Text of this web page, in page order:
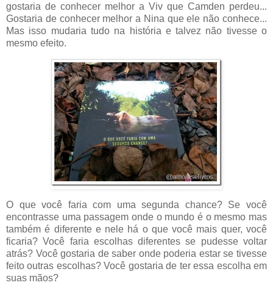
gostaria de conhecer melhor a Viv que Camden perdeu...
Gostaria de conhecer melhor a Nina que ele não conhece...
Mas isso mudaria tudo na história e talvez não tivesse o
mesmo efeito.
O que você faria com uma segunda chance? Se você
encontrasse uma passagem onde o mundo é o mesmo mas
também é diferente e nele há o que você mais quer, você
ficaria? Você faria escolhas diferentes se pudesse voltar
atrás? Você gostaria de saber onde poderia estar se tivesse
feito outras escolhas? Você gostaria de ter essa escolha em
suas mãos?